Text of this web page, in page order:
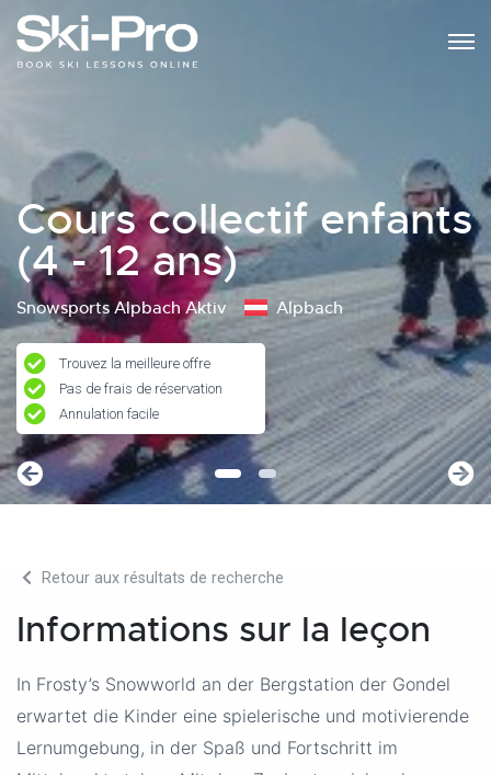
Cours collectif enfants
(4 - 12 ans)
Snowsports Alpbach Aktiv Alpbach
Trouvez la meilleure offre
Pas de frais de réservation
Annulation facile
Retour aux résultats de recherche
Informations sur la leçon
In Frosty’s Snowworld an der Bergstation der Gondel
erwartet die Kinder eine spielerische und motivierende
Lernumgebung, in der Spaß und Fortschritt im